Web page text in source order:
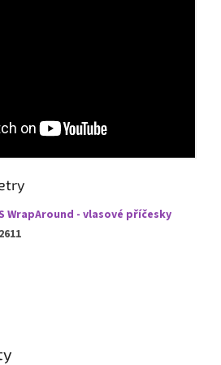
WrapAround - vlasové příčesky